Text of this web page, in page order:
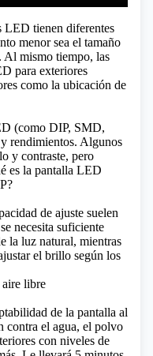
LED tienen diferentes
menor sea el tamaño
Al mismo tiempo, las
para exteriores
como la ubicación de
(como DIP, SMD,
rendimientos. Algunos
y contraste, pero
es la pantalla LED
de ajuste suelen
necesita suficiente
la luz natural, mientras
el brillo según los
de la pantalla al
contra el agua, el polvo
con niveles de